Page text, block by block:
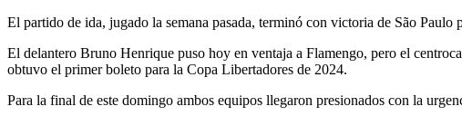
El partido de ida, jugado la semana pasada, terminó con victoria de São Paulo
El delantero Bruno Henrique puso hoy en ventaja a Flamengo, pero el
obtuvo el primer boleto para la Copa Libertadores de 2024.
Para la final de este domingo ambos equipos llegaron presionados con la